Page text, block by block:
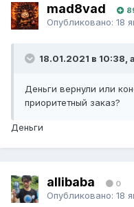
mad8vad
Опубликовано: 18
18.01.2021 в 10:38,
Деньги вернули или
приоритетный заказ?
Деньги
allibaba 0
Опубликовано: 18